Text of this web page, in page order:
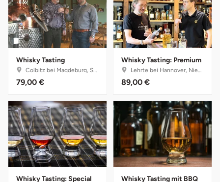
Whisky Tasting
Colbitz bei Magdeburg, Sachsen-Anhalt
79,00 €
Whisky Tasting: Premium
Lehrte bei Hannover, Niedersachsen
89,00 €
Whisky Tasting: Special Whisky Tasting mit BBQ
Geiselwind
Gelnhausen
Gera
Gotha
Göppingen
Görlitz